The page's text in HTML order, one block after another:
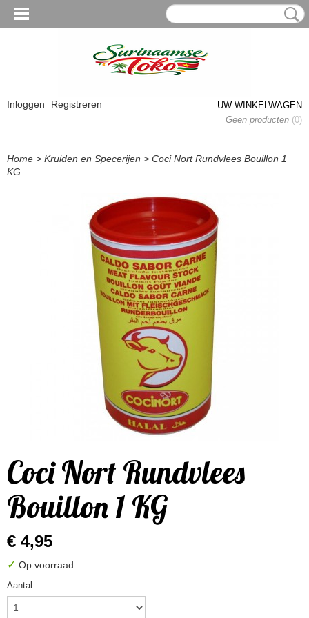
Inloggen Registreren
UW WINKELWAGEN
Geen producten (0)
Home > Kruiden en Specerijen > Coci Nort Rundvlees Bouillon 1
KG
Coci Nort Rundvlees
Bouillon 1 KG
€ 4,95
✓ Op voorraad
Aantal